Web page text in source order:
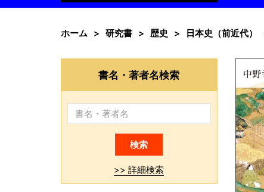
ホーム 研究書 歴史 日本史（前近代）
書名・著者名検索
>> 詳細検索